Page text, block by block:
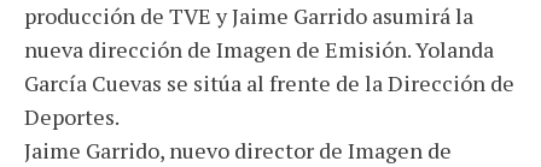
producción de TVE y Jaime Garrido asumirá la
nueva dirección de Imagen de Emisión. Yolanda
García Cuevas se sitúa al frente de la Dirección de
Deportes.
Jaime Garrido, nuevo director de Imagen de